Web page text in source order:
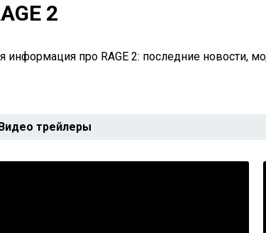
2
информация про RAGE 2: последние новости,
трейлеры